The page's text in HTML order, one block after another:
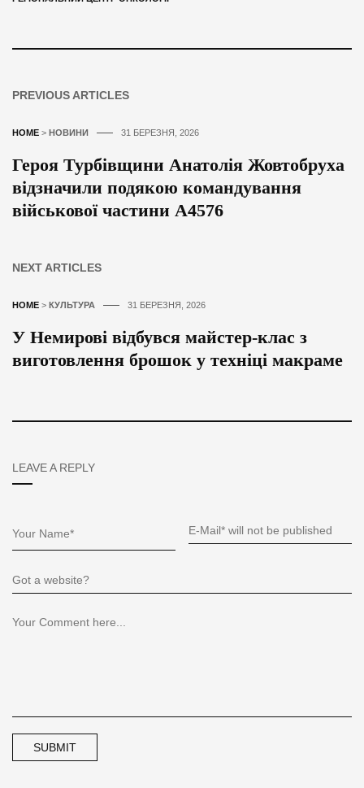
PREVIOUS ARTICLES
HOME > НОВИНИ 31 БЕРЕЗНЯ, 2026
Героя Турбівщини Анатолія Жовтобруха
відзначили подякою командування
військової частини А4576
NEXT ARTICLES
HOME > КУЛЬТУРА 31 БЕРЕЗНЯ, 2026
У Немирові відбувся майстер-клас з
виготовлення брошок у техніці макраме
LEAVE A REPLY